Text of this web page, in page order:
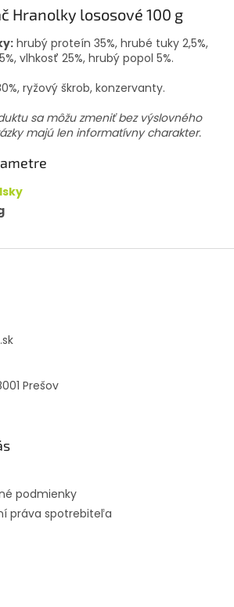
Hranolky lososové 100 g
hrubý proteín 35%, hrubé tuky 2,5%,
vlhkosť 25%, hrubý popol 5%.
ryžový škrob, konzervanty.
sa môžu zmeniť bez výslovného
majú len informatívny charakter.
Prešov
podmienky
práva spotrebiteľa